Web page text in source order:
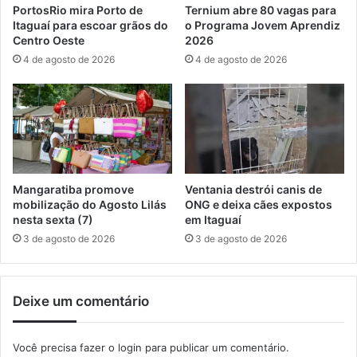
s
o
g
r
a
t
u
t
o
s
p
r
o
e
t
o
p
d
a
g
ó
g
e
m
b
PortosRio mira Porto de
Itaguaí para escoar grãos do
Centro Oeste
4 de agosto de 2026
Ternium abre 80 vagas para
o Programa Jovem Aprendiz
2026
4 de agosto de 2026
Mangaratiba promove
mobilização do Agosto Lilás
nesta sexta (7)
3 de agosto de 2026
Ventania destrói canis de
ONG e deixa cães expostos
em Itaguaí
3 de agosto de 2026
Deixe um comentário
Você precisa fazer o login para publicar um comentário.